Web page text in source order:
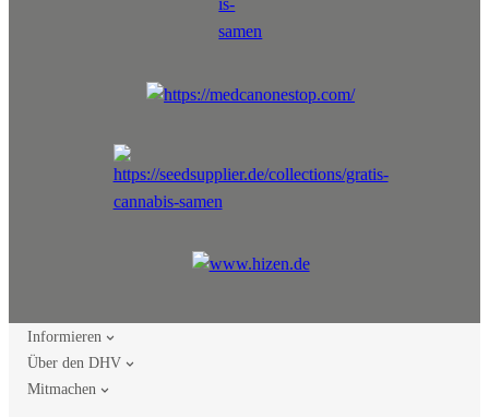
Informieren
Über den DHV
Mitmachen